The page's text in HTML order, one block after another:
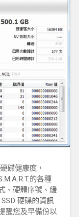
碟健康度，
的各種
、硬體序號、緩
硬碟的資訊
醒您及早備份以